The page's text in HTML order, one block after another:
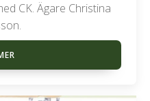
CK. Ägare Christina